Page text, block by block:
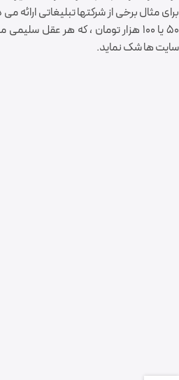
برای مثال برخی از شرکتها تبلیغاتی ارائه
50 یا 100 هزار تومان ، که هر عقل
سایت ها شک نماید.